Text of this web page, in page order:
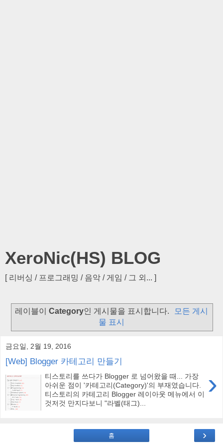
XeroNic(HS) BLOG
[ 리버싱 / 프로그래밍 / 음악 / 게임 / 그 외... ]
레이블이 Category인 게시물을 표시합니다.
모든 게시
물 표시
금요일, 2월 19, 2016
[Web] Blogger 카테고리 만들기
›
티스토리를 쓰다가 Blogger 로 넘어왔을 때... 가장
아쉬운 점이 '카테고리(Category)'의 부재였습니다.
티스토리의 카테고리 Blogger 레이아웃 메뉴에서 이
것저것 만지다보니 "라벨(태그)...
›
홈